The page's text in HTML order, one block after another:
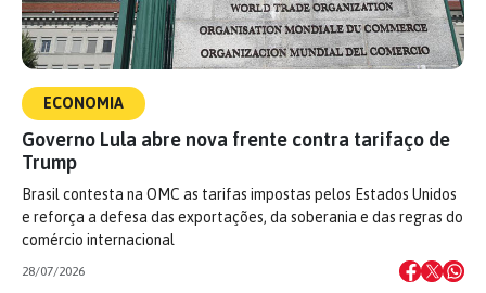
ECONOMIA
Governo Lula abre nova frente contra tarifaço de
Trump
Brasil contesta na OMC as tarifas impostas pelos Estados Unidos
e reforça a defesa das exportações, da soberania e das regras do
comércio internacional
28/07/2026